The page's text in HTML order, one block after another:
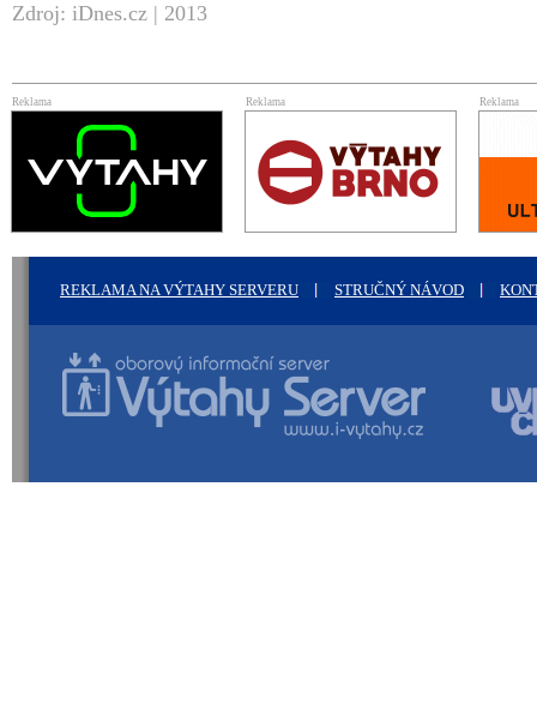
Zdroj: iDnes.cz | 2013
Reklama Reklama Reklama
REKLAMA NA VÝTAHY SERVERU STRUČNÝ NÁVOD